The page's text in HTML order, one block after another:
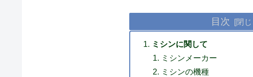
目次
ミシンに関して
ミシンメーカー
ミシンの機種